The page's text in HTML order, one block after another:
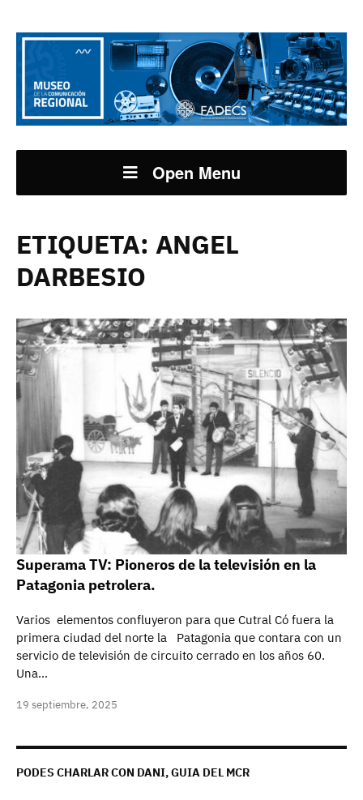
Open Menu
ETIQUETA: ANGEL
DARBESIO
Superama TV: Pioneros de la televisión en la
Patagonia petrolera.
Varios elementos confluyeron para que Cutral Có fuera la
primera ciudad del norte la Patagonia que contara con un
servicio de televisión de circuito cerrado en los años 60.
Una…
19 septiembre, 2025
PODES CHARLAR CON DANI, GUIA DEL MCR